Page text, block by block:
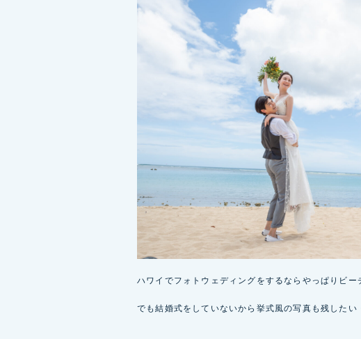
ハワイでフォトウェディングをするならやっぱりビー
でも結婚式をしていないから挙式風の写真も残したい